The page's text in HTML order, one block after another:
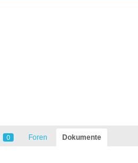
0 Foren Dokumente